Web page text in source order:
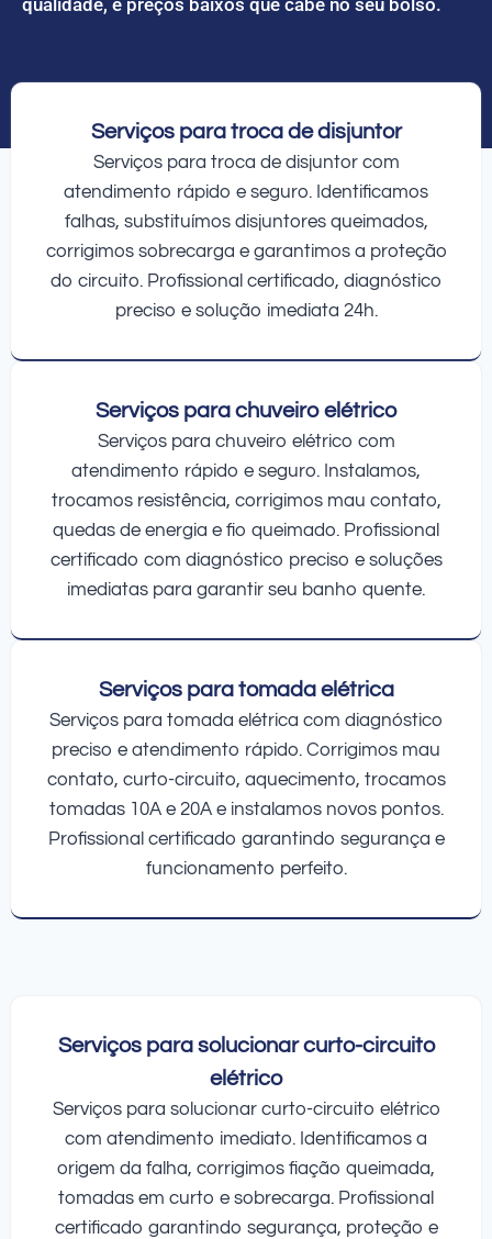
Serviços para troca de disjuntor
Serviços para troca de disjuntor com
atendimento rápido e seguro. Identificamos
falhas, substituímos disjuntores queimados,
corrigimos sobrecarga e garantimos a proteção
do circuito. Profissional certificado, diagnóstico
preciso e solução imediata 24h.
Serviços para chuveiro elétrico
Serviços para chuveiro elétrico com
atendimento rápido e seguro. Instalamos,
trocamos resistência, corrigimos mau contato,
quedas de energia e fio queimado. Profissional
certificado com diagnóstico preciso e soluções
imediatas para garantir seu banho quente.
Serviços para tomada elétrica
Serviços para tomada elétrica com diagnóstico
preciso e atendimento rápido. Corrigimos mau
contato, curto-circuito, aquecimento, trocamos
tomadas 10A e 20A e instalamos novos pontos.
Profissional certificado garantindo segurança e
funcionamento perfeito.
Serviços para solucionar curto-circuito
elétrico
Serviços para solucionar curto-circuito elétrico
com atendimento imediato. Identificamos a
origem da falha, corrigimos fiação queimada,
tomadas em curto e sobrecarga. Profissional
certificado garantindo segurança, proteção e